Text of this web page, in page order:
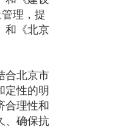
理，提
和《北京
合北京市
定性的明
合理性和
、确保抗